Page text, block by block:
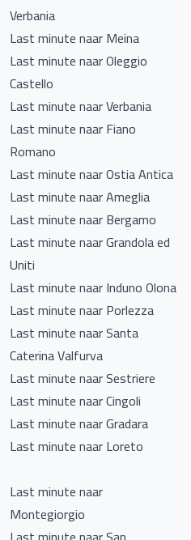
Verbania
Last minute naar Meina
Last minute naar Oleggio
Castello
Last minute naar Verbania
Last minute naar Fiano
Romano
Last minute naar Ostia Antica
Last minute naar Ameglia
Last minute naar Bergamo
Last minute naar Grandola ed
Uniti
Last minute naar Induno Olona
Last minute naar Porlezza
Last minute naar Santa
Caterina Valfurva
Last minute naar Sestriere
Last minute naar Cingoli
Last minute naar Gradara
Last minute naar Loreto
Last minute naar
Montegiorgio